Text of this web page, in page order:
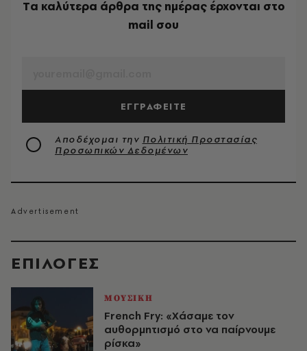
EΠΙΛΟΓΈΣ
ΜΟΥΣΙΚΗ
French Fry: «Χάσαμε τον
αυθορμητισμό στο να παίρνουμε
ρίσκα»
Tα καλύτερα άρθρα της ημέρας έρχονται στο
mail σου
ΕΓΓΡΑΦΕΙΤΕ
Αποδέχομαι την Πολιτική Προστασίας
Προσωπικών Δεδομένων